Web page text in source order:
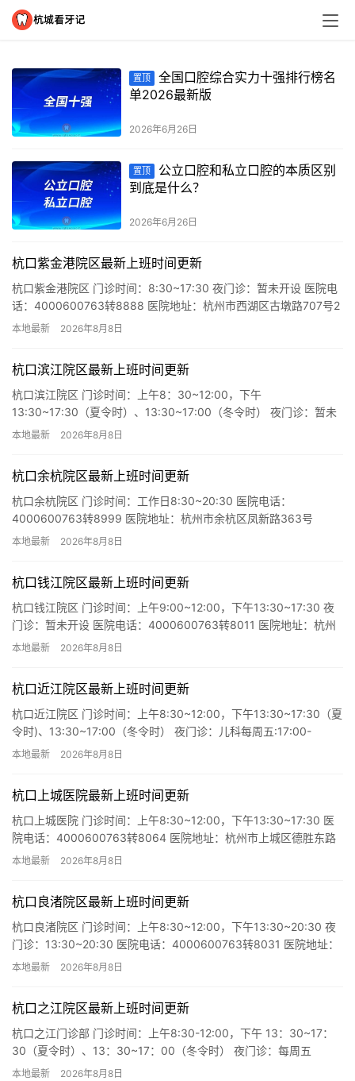
置顶 全国口腔综合实力十强排行榜名
单2026最新版
2026年6月26日
置顶 公立口腔和私立口腔的本质区别
到底是什么？
2026年6月26日
杭口紫金港院区最新上班时间更新
杭口紫金港院区 门诊时间：8:30~17:30 夜门诊：暂未开设 医院电
话：4000600763转8888 医院地址：杭州市西湖区古墩路707号2
号线虾龙圩站B口
本地最新 2026年8月8日
杭口滨江院区最新上班时间更新
杭口滨江院区 门诊时间：上午8：30~12:00，下午
13:30~17:30（夏令时）、13:30~17:00（冬令时） 夜门诊：暂未
开设 医院电话：4000600763转8166…
本地最新 2026年8月8日
杭口余杭院区最新上班时间更新
杭口余杭院区 门诊时间：工作日8:30~20:30 医院电话：
4000600763转8999 医院地址：杭州市余杭区凤新路363号
本地最新 2026年8月8日
杭口钱江院区最新上班时间更新
杭口钱江院区 门诊时间：上午9:00~12:00，下午13:30~17:30 夜
门诊：暂未开设 医院电话：4000600763转8011 医院地址：杭州
市上城区三新路37号301室…
本地最新 2026年8月8日
杭口近江院区最新上班时间更新
杭口近江院区 门诊时间：上午8:30~12:00，下午13:30~17:30（夏
令时)、13:30~17:00（冬令时） 夜门诊：儿科每周五:17:00-
20:00（暑假期间暂无）…
本地最新 2026年8月8日
杭口上城医院最新上班时间更新
杭口上城医院 门诊时间：上午8:30~12:00，下午13:30~17:30 医
院电话：4000600763转8064 医院地址：杭州市上城区德胜东路
8018号
本地最新 2026年8月8日
杭口良渚院区最新上班时间更新
杭口良渚院区 门诊时间：上午8:30~12:00，下午13:30~20:30 夜
门诊：13:30~20:30 医院电话：4000600763转8031 医院地址：
杭州市金家渡路11…
本地最新 2026年8月8日
杭口之江院区最新上班时间更新
杭口之江门诊部 门诊时间：上午8:30-12:00，下午 13：30~17：
30（夏令时）、13：30~17：00（冬令时） 夜门诊：每周五
17:00-20:00 医院电话：400…
本地最新 2026年8月8日